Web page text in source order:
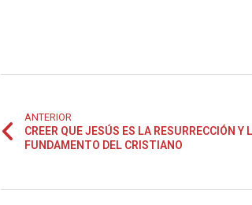
ANTERIOR
CREER QUE JESÚS ES LA RESURRECCIÓN Y
FUNDAMENTO DEL CRISTIANO